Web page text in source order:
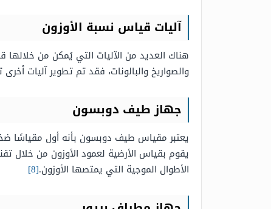
آليات قياس نسبة الأوزون
هناك العديد من الآليات التي يُمكن من
والصواريخ والبالونات، فقد تم تطوير آليات
جهاز طيف دوبسون
يعتبر مقياس طيف دوبسون بأنه أول مقياسًا
يقوم بقياس الأرضية لعمود الأوزون من خلال
الأطوال الموجية التي يمتصها الأوزون.[8]